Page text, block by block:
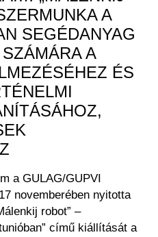
A
SEGÉDANYAG
A
ÉS
a GULAG/GUPVI
novemberében nyitotta
robot” –
című kiállítását a